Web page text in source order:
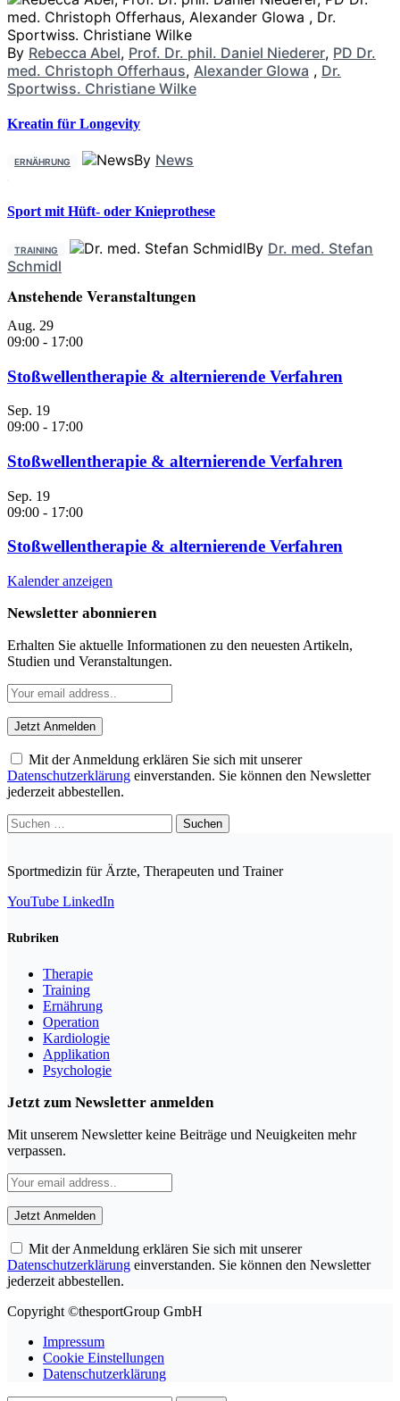
By Rebecca Abel, Prof. Dr. phil. Daniel Niederer, PD Dr.
med. Christoph Offerhaus, Alexander Glowa , Dr.
Sportwiss. Christiane Wilke
Kreatin für Longevity
ERNÄHRUNG By News
Sport mit Hüft- oder Knieprothese
TRAINING By Dr. med. Stefan
Schmidl
Anstehende Veranstaltungen
Aug. 29
09:00 - 17:00
Stoßwellentherapie & alternierende Verfahren
Sep. 19
09:00 - 17:00
Stoßwellentherapie & alternierende Verfahren
Sep. 19
09:00 - 17:00
Stoßwellentherapie & alternierende Verfahren
Kalender anzeigen
Newsletter abonnieren
Erhalten Sie aktuelle Informationen zu den neuesten Artikeln,
Studien und Veranstaltungen.
Mit der Anmeldung erklären Sie sich mit unserer
Datenschutzerklärung einverstanden. Sie können den Newsletter
jederzeit abbestellen.
Suchen
nach:
Sportmedizin für Ärzte, Therapeuten und Trainer
YouTube LinkedIn
Rubriken
Therapie
Training
Ernährung
Operation
Kardiologie
Applikation
Psychologie
Jetzt zum Newsletter anmelden
Mit unserem Newsletter keine Beiträge und Neuigkeiten mehr
verpassen.
Mit der Anmeldung erklären Sie sich mit unserer
Datenschutzerklärung einverstanden. Sie können den Newsletter
jederzeit abbestellen.
Copyright ©thesportGroup GmbH
Impressum
Cookie Einstellungen
Datenschutzerklärung